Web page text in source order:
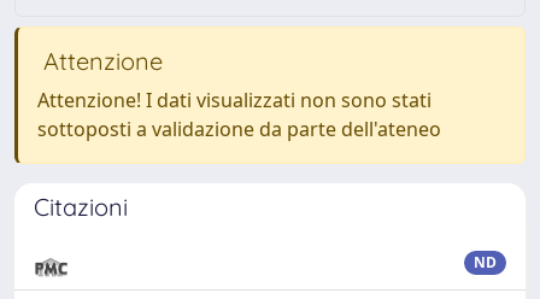
Attenzione
Attenzione! I dati visualizzati non sono stati
sottoposti a validazione da parte dell'ateneo
Citazioni
ND